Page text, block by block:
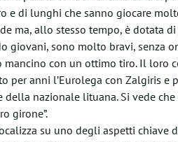
e di lunghi che sanno giocare
ma, allo stesso tempo, è dotata
giovani, sono molto bravi, senza
con un ottimo tiro. Il loro
anni l’Eurolega con Zalgiris e
nazionale lituana. Si vede
girone”.
su uno degli aspetti chiave